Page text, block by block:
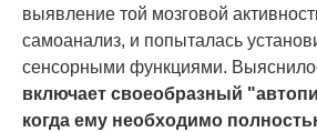
выявление той мозговой
самоанализ, и попыталась
сенсорными функциями.
включает своеобразный
когда ему необходимо